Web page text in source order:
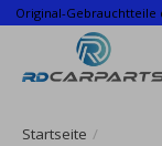
Original-Gebrauchtteile
Startseite /